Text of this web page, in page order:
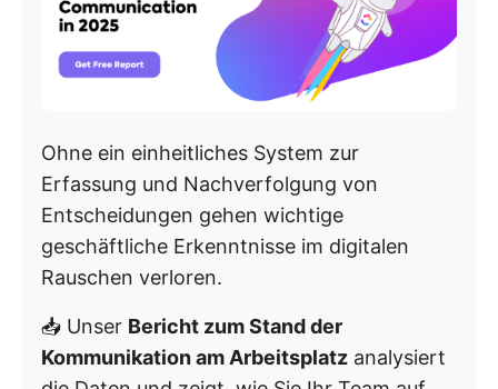
Ohne ein einheitliches System zur
Erfassung und Nachverfolgung von
Entscheidungen gehen wichtige
geschäftliche Erkenntnisse im digitalen
Rauschen verloren.
📥 Unser Bericht zum Stand der
Kommunikation am Arbeitsplatz analysiert